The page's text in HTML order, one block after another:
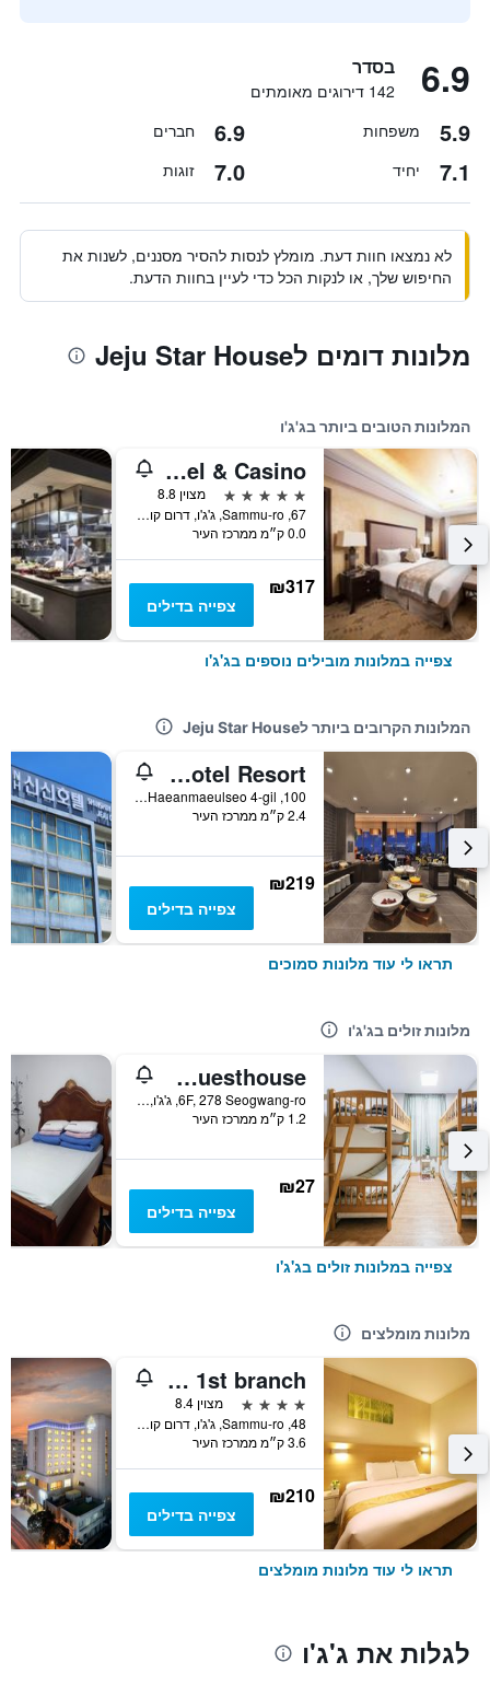
6.9 בסדר
142 דירוגים מאומתים
5.9 משפחות 6.9 חברים
7.1 יחיד 7.0 זוגות
לא נמצאו חוות דעת. מומלץ לנסות להסיר מסננים, לשנות את
החיפוש שלך, או לנקות הכל כדי לעיין בחוות הדעת.
מלונות דומים לJeju Star House
המלונות הטובים ביותר בג'ג'ו
Jeju Sun Hotel & Casino
5 כוכבים
מצוין 8.8
67, Sammu-ro, ג'ג'ו, דרום קוריאה
0.0 ק״מ ממרכז העיר
₪317
צפייה בדילים
צפייה במלונות מובילים נוספים בג'ג'ו
המלונות הקרובים ביותר לJeju Star House
Camphortree Hotel Resort
100, Haeanmaeulseo 4-gil, ג'ג'ו, דרום קוריאה
2.4 ק״מ ממרכז העיר
₪219
צפייה בדילים
תראו לי עוד מלונות סמוכים
מלונות זולים בג'ג'ו
Linden Guesthouse
6F, 278 Seogwang-ro, ג'ג'ו, דרום קוריאה
1.2 ק״מ ממרכז העיר
₪27
צפייה בדילים
צפייה במלונות זולים בג'ג'ו
מלונות מומלצים
Hotel Skypark Jeju 1st branch
4 כוכבים
מצוין 8.4
48, Sammu-ro, ג'ג'ו, דרום קוריאה
3.6 ק״מ ממרכז העיר
₪210
צפייה בדילים
תראו לי עוד מלונות מומלצים
לגלות את ג'ג'ו